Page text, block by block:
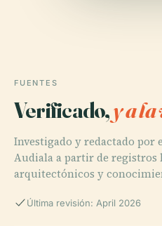
FUENTES
Verificado,y a
Investigado y redactado por
Audiala a partir de registros
arquitectónicos y
Última revisión: April 2026